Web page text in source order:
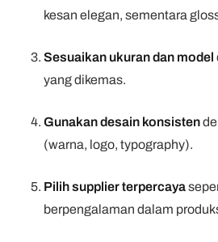
kesan elegan, sementara
Sesuaikan ukuran dan model
yang dikemas.
Gunakan desain konsisten
(warna, logo, typography).
Pilih supplier terpercaya
berpengalaman dalam